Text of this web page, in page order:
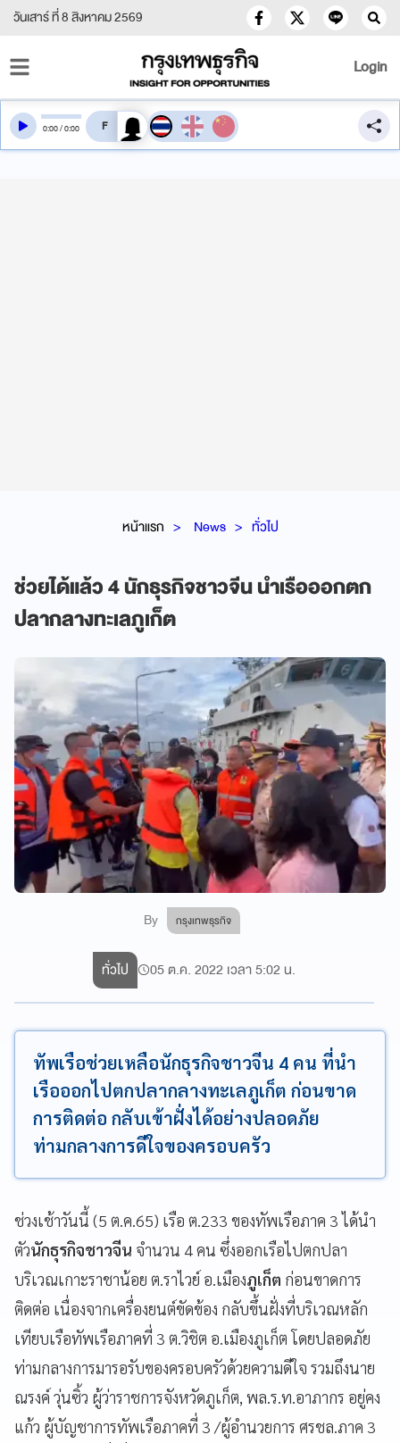
วันเสาร์ ที่ 8 สิงหาคม 2569
Login
หน้าแรก News ทั่วไป
ช่วยได้แล้ว 4 นักธุรกิจชาวจีน นำเรือออกตก
ปลากลางทะเลภูเก็ต
By กรุงเทพธุรกิจ
0:00/0:00 สลับเสียงอ่าน
ทั่วไป 05 ต.ค. 2022 เวลา 5:02 น.
ทัพเรือช่วยเหลือนักธุรกิจชาวจีน 4 คน ที่นำ
เรือออกไปตกปลากลางทะเลภูเก็ต ก่อนขาด
การติดต่อ กลับเข้าฝั่งได้อย่างปลอดภัย
ท่ามกลางการดีใจของครอบครัว
ช่วงเช้าวันนี้ (5 ต.ค.65) เรือ ต.233 ของทัพเรือภาค 3 ได้นำ
ตัวนักธุรกิจชาวจีน จำนวน 4 คน ซึ่งออกเรือไปตกปลา
บริเวณเกาะราชาน้อย ต.ราไวย์ อ.เมืองภูเก็ต ก่อนขาดการ
ติดต่อ เนื่องจากเครื่องยนต์ขัดข้อง กลับขึ้นฝั่งที่บริเวณหลัก
เทียบเรือทัพเรือภาคที่ 3 ต.วิชิต อ.เมืองภูเก็ต โดยปลอดภัย
ท่ามกลางการมารอรับของครอบครัวด้วยความดีใจ รวมถึงนาย
ณรงค์ วุ่นซิ้ว ผู้ว่าราชการจังหวัดภูเก็ต, พล.ร.ท.อาภากร อยู่คง
แก้ว ผู้บัญชาการทัพเรือภาคที่ 3 /ผู้อำนวยการ ศรชล.ภาค 3